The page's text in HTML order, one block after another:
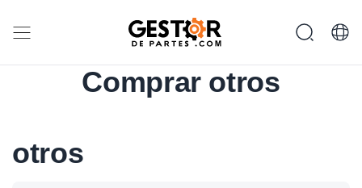
Comprar otros
otros